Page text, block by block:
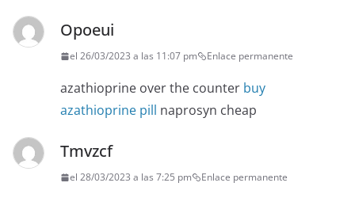
Opoeui
el 26/03/2023 a las 11:07 pm Enlace permanente
azathioprine over the counter buy
azathioprine pill naprosyn cheap
Tmvzcf
el 28/03/2023 a las 7:25 pm Enlace permanente